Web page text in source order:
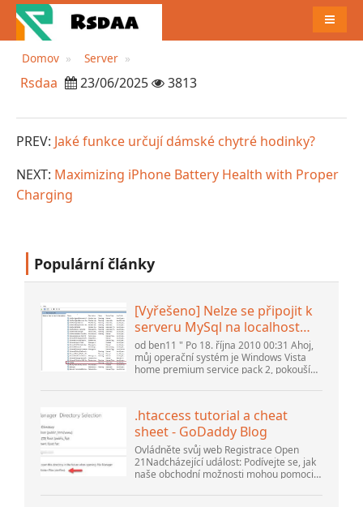
Domov Server
Rsdaa 23/06/2025 3813
PREV: Jaké funkce určují dámské chytré hodinky?
NEXT: Maximizing iPhone Battery Health with Proper
Charging
Populární články
[Vyřešeno] Nelze se připojit k
serveru MySql na localhost
(10061) (Zobrazit téma) *
Fórum komunity Apache
OpenOffice
od ben11 " Po 18. října 2010 00:31 Ahoj,
můj operační systém je Windows Vista
home premium service pack 2, pokouším
verze 5.1. Spustil jsem databázi
.htaccess tutorial a cheat
sheet - GoDaddy Blog
Ovládněte svůj web Registrace Open
21Nadcházející událost: Podívejte se, jak
naše obchodní možnosti mohou pomoci
prostředí na GoDaddy Open 2021 dne 28.